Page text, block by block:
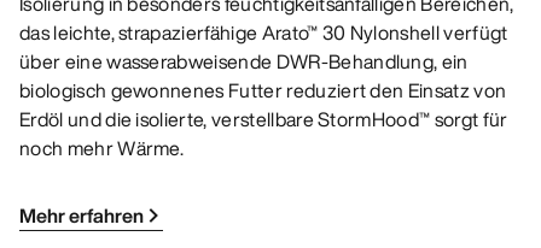
das leichte, strapazierfähige Arato™ 30 Nylonshell verfügt
über eine wasserabweisende DWR-Behandlung, ein
biologisch gewonnenes Futter reduziert den Einsatz von
Erdöl und die isolierte, verstellbare StormHood™ sorgt für
noch mehr Wärme.
Mehr erfahren